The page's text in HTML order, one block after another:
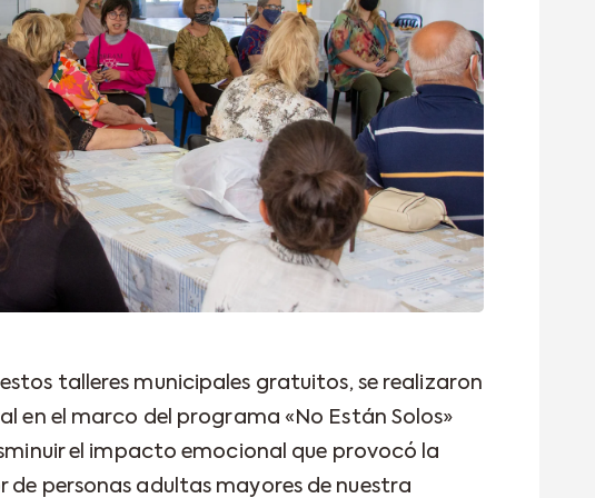
talleres municipales gratuitos, se realizaron
en el marco del programa «No Están Solos»
el impacto emocional que provocó la
de personas adultas mayores de nuestra